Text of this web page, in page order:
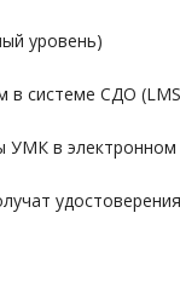
уровень)
системе СДО
в